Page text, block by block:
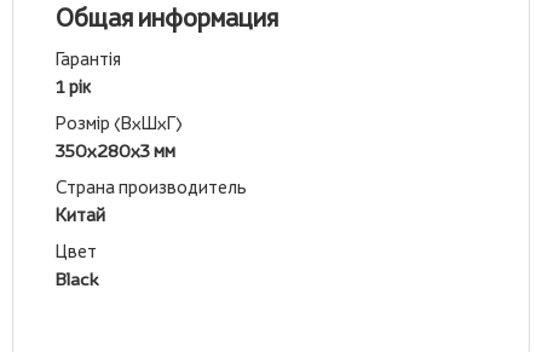
Общая информация
Гарантія
1 рік
Розмір (ВхШхГ)
350х280х3 мм
Страна производитель
Китай
Цвет
Black